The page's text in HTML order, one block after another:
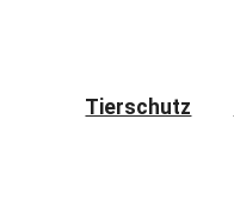
Tierschutz